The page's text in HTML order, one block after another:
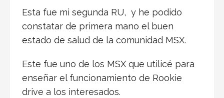
Esta fue mi segunda RU, y he podido
constatar de primera mano el buen
estado de salud de la comunidad MSX.
Este fue uno de los MSX que utilicé para
enseñar el funcionamiento de Rookie
drive a los interesados.